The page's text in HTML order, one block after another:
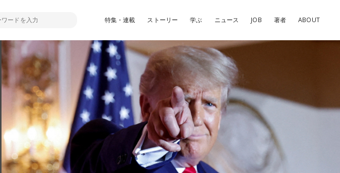
特集・連載 ストーリー 学ぶ ニュース JOB 著者 ABOUT